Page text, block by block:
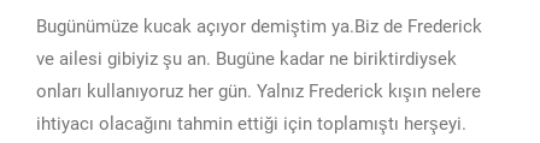
Bugünümüze kucak açıyor demiştim ya.Biz de Frederick
ve ailesi gibiyiz şu an. Bugüne kadar ne biriktirdiysek
onları kullanıyoruz her gün. Yalnız Frederick kışın nelere
ihtiyacı olacağını tahmin ettiği için toplamıştı herşeyi.